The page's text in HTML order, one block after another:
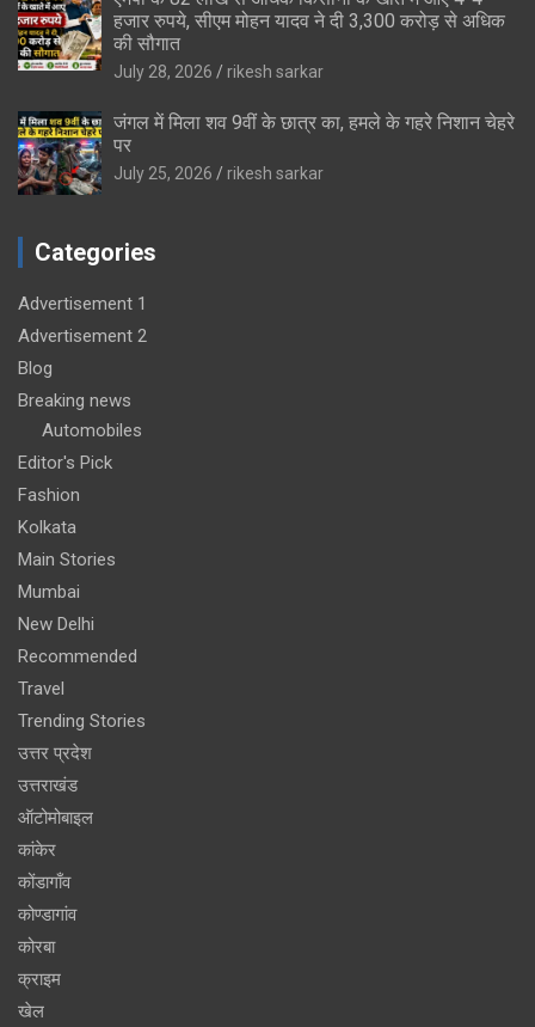
हजार रुपये, सीएम मोहन यादव ने दी 3,300 करोड़ से अधिक
की सौगात
July 28, 2026 rikesh sarkar
जंगल में मिला शव 9वीं के छात्र का, हमले के गहरे निशान चेहरे
पर
July 25, 2026 rikesh sarkar
Categories
Advertisement 1
Advertisement 2
Blog
Breaking news
Automobiles
Editor's Pick
Fashion
Kolkata
Main Stories
Mumbai
New Delhi
Recommended
Travel
Trending Stories
उत्तर प्रदेश
उत्तराखंड
ऑटोमोबाइल
कांकेर
कोंडागाँव
कोण्डागांव
कोरबा
क्राइम
खेल